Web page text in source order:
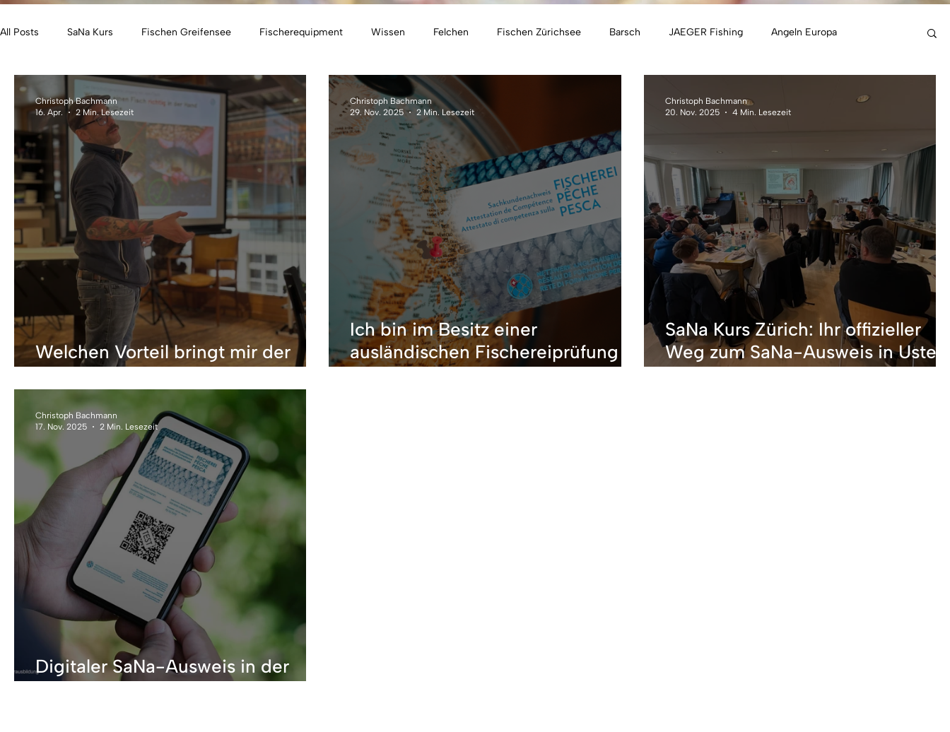
All Posts SaNa Kurs Fischen Greifensee Fischerequipment Wissen Felchen Fischen Zürichsee Barsch JAEGER Fishing Angeln Europa
Geschenkideen Freiangelrecht Fischen Wägitalersee Hecht
Welchen Vorteil bringt mir der
SaNa-Ausweis?
Christoph Bachmann
16. Apr.
2 Min. Lesezeit
Ich bin im Besitz einer
ausländischen Fischereiprüfung –
wie beantrage ich den SaNa-
Christoph Bachmann
29. Nov. 2025
2 Min. Lesezeit
SaNa Kurs Zürich: Ihr offizieller
Weg zum SaNa-Ausweis in Uster
& Bülach
Christoph Bachmann
20. Nov. 2025
4 Min. Lesezeit
Digitaler SaNa-Ausweis in der
Hosentasche
Christoph Bachmann
17. Nov. 2025
2 Min. Lesezeit